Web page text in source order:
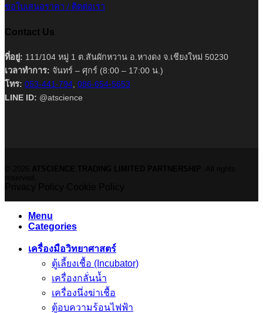
ขอใบเสนอราคา / ติดต่อเรา
Contact Us
ที่อยู่: 111/104 หมู่ 1 ต.สันผักหวาน อ.หางดง จ.เชียงใหม่ 50230
เวลาทำการ: จันทร์ – ศุกร์ (8:00 – 17:00 น.)
โทร: 053-441-794 086-654-5653
LINE ID: @atscience
Menu
Categories
เครื่องมือวิทยาศาสตร์
ตู้เลี้ยงเชื้อ (Incubator)
เครื่องกลั่นน้ำ
เครื่องนึ่งฆ่าเชื้อ
ตู้อบความร้อนไฟฟ้า